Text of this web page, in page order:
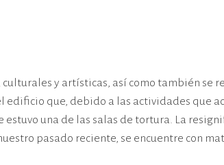
y artísticas, así como también se
que, debido a las actividades que
una de las salas de tortura. La
pasado reciente, se encuentre con